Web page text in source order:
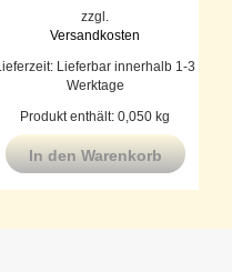
zzgl.
Versandkosten
Lieferzeit:
Lieferbar innerhalb 1-3
Werktage
Produkt enthält: 0,050 kg
In den Warenkorb